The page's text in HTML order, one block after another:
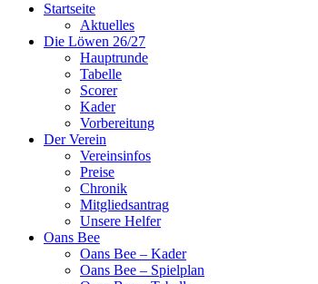
Startseite
Aktuelles
Die Löwen 26/27
Hauptrunde
Tabelle
Scorer
Kader
Vorbereitung
Der Verein
Vereinsinfos
Preise
Chronik
Mitgliedsantrag
Unsere Helfer
Oans Bee
Oans Bee – Kader
Oans Bee – Spielplan